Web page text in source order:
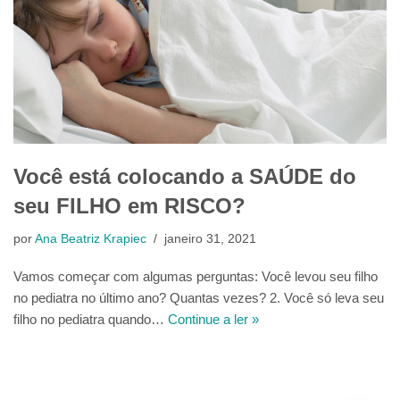
Você está colocando a SAÚDE do
seu FILHO em RISCO?
por Ana Beatriz Krapiec janeiro 31, 2021
Vamos começar com algumas perguntas: Você levou seu filho
no pediatra no último ano? Quantas vezes? 2. Você só leva seu
filho no pediatra quando… Continue a ler »